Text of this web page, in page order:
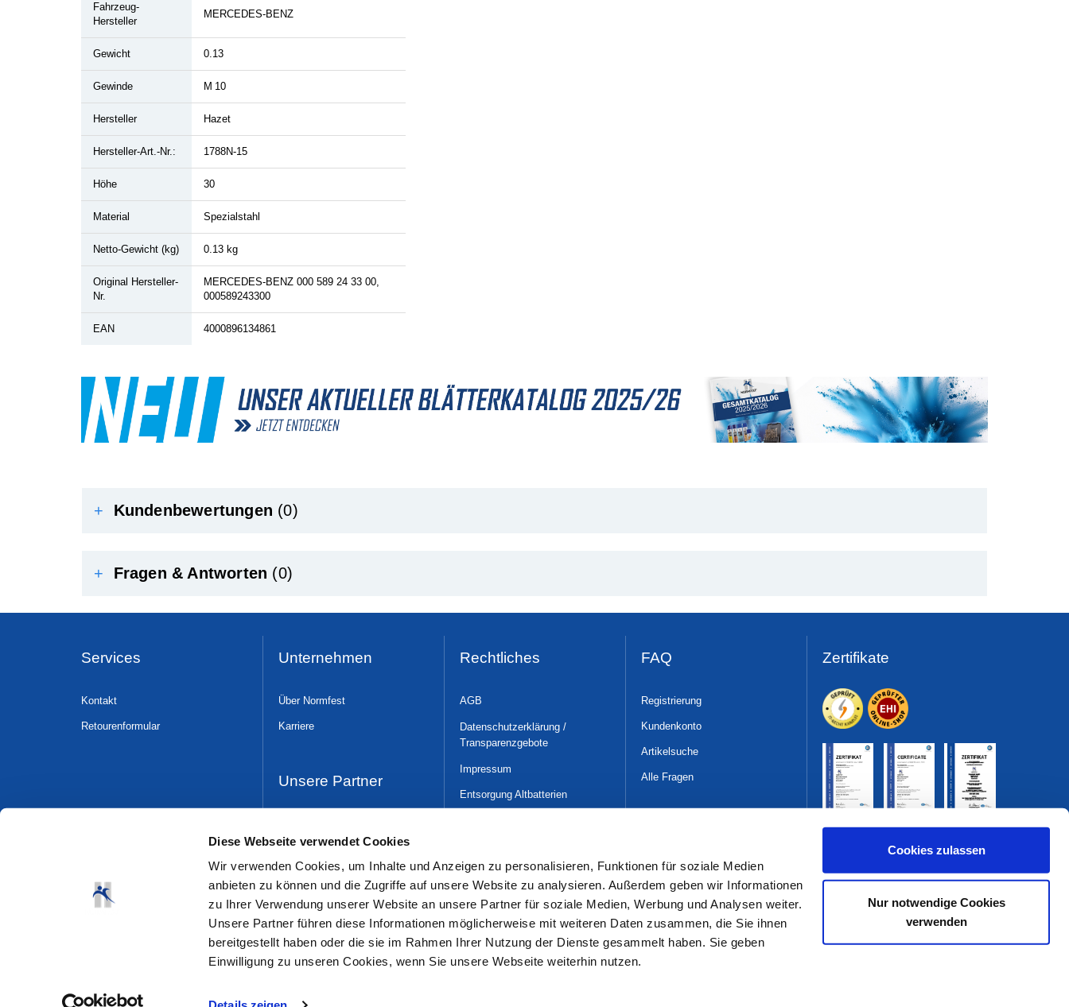
Diese Webseite verwendet Cookies
Wir verwenden Cookies, um Inhalte und Anzeigen zu personalisieren, Funktionen für soziale Medien
anbieten zu können und die Zugriffe auf unsere Website zu analysieren. Außerdem geben wir Informationen
zu Ihrer Verwendung unserer Website an unsere Partner für soziale Medien, Werbung und Analysen weiter.
Unsere Partner führen diese Informationen möglicherweise mit weiteren Daten zusammen, die Sie ihnen
bereitgestellt haben oder die sie im Rahmen Ihrer Nutzung der Dienste gesammelt haben. Sie geben
Einwilligung zu unseren Cookies, wenn Sie unsere Webseite weiterhin nutzen.
Cookies zulassen
Nur notwendige Cookies
verwenden
Fahrzeug-
Hersteller
MERCEDES-BENZ
Gewicht 0.13
Gewinde M 10
Hersteller Hazet
Hersteller-Art.-Nr.: 1788N-15
Höhe 30
Material Spezialstahl
Netto-Gewicht (kg) 0.13 kg
Original Hersteller-
Nr.
MERCEDES-BENZ 000 589 24 33 00,
000589243300
EAN 4000896134861
+ Kundenbewertungen (0)
+ Fragen & Antworten (0)
Services
Kontakt
Retourenformular
Unternehmen
Über Normfest
Karriere
Unsere Partner
Rechtliches
AGB
Datenschutzerklärung /
Transparenzgebote
Impressum
Entsorgung Altbatterien
Gender-Hinweis
FAQ
Registrierung
Kundenkonto
Artikelsuche
Alle Fragen
Zertifikate
© 2026 Normfest GmbH Siemensstr. 23 42551 Velbert